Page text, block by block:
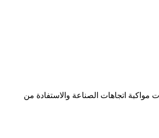
مواكبة اتجاهات الصناعة والاستفادة من